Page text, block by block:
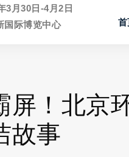
3月30日-4月2日
国际博览中心
屏！北京
故事